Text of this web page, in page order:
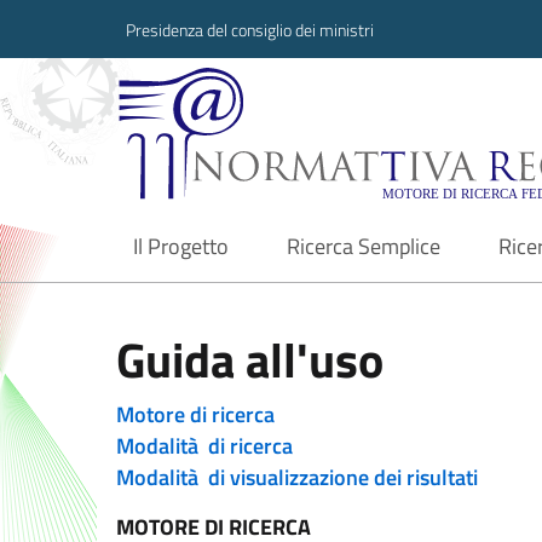
Presidenza del consiglio dei ministri
Normattiva
Il Progetto
current Ricerca Semplice
Guida all'uso
Motore di ricerca
Modalità di ricerca
Modalità di visualizzazione dei risultati
MOTORE DI RICERCA